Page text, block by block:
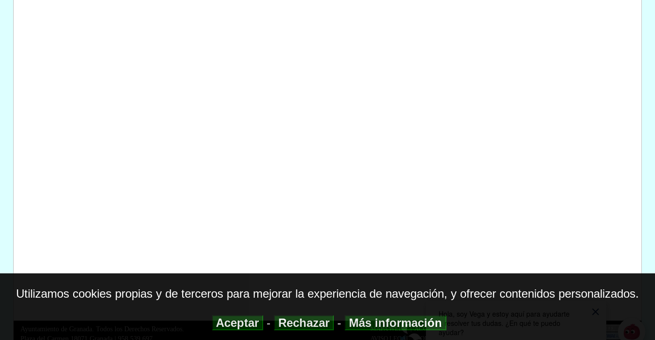
Ayuntamiento de Granada. Todos los Derechos Reservados.
MAPA WEB|ACCESIBILIDAD
AVISO LEGAL| POLITICA DE PRIVACIDAD
Utilizamos cookies propias y de terceros para mejorar la experiencia de navegación, y ofrecer contenidos personalizados.
Aceptar-Rechazar-Más información